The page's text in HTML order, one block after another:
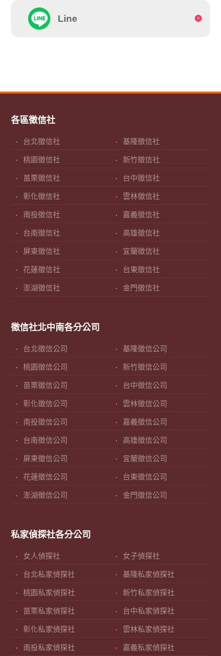
Line
各區徵信社
台北徵信社 基隆徵信社
桃園徵信社 新竹徵信社
苗栗徵信社 台中徵信社
彰化徵信社 雲林徵信社
南投徵信社 嘉義徵信社
台南徵信社 高雄徵信社
屏東徵信社 宜蘭徵信社
花蓮徵信社 台東徵信社
澎湖徵信社 金門徵信社
徵信社北中南各分公司
台北徵信公司 基隆徵信公司
桃園徵信公司 新竹徵信公司
苗栗徵信公司 台中徵信公司
彰化徵信公司 雲林徵信公司
南投徵信公司 嘉義徵信公司
台南徵信公司 高雄徵信公司
屏東徵信公司 宜蘭徵信公司
花蓮徵信公司 台東徵信公司
澎湖徵信公司 金門徵信公司
私家偵探社各分公司
女人偵探社 女子偵探社
台北私家偵探社 基隆私家偵探社
桃園私家偵探社 新竹私家偵探社
苗栗私家偵探社 台中私家偵探社
彰化私家偵探社 雲林私家偵探社
南投私家偵探社 嘉義私家偵探社